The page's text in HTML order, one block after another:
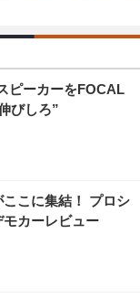
ピーカーをFOCAL
びしろ”
こに集結！ プロシ
モカーレビュー